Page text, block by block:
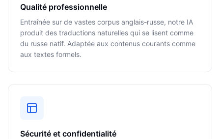
Qualité professionnelle
Entraînée sur de vastes corpus anglais-russe, notre IA
produit des traductions naturelles qui se lisent comme
du russe natif. Adaptée aux contenus courants comme
aux textes formels.
Sécurité et confidentialité